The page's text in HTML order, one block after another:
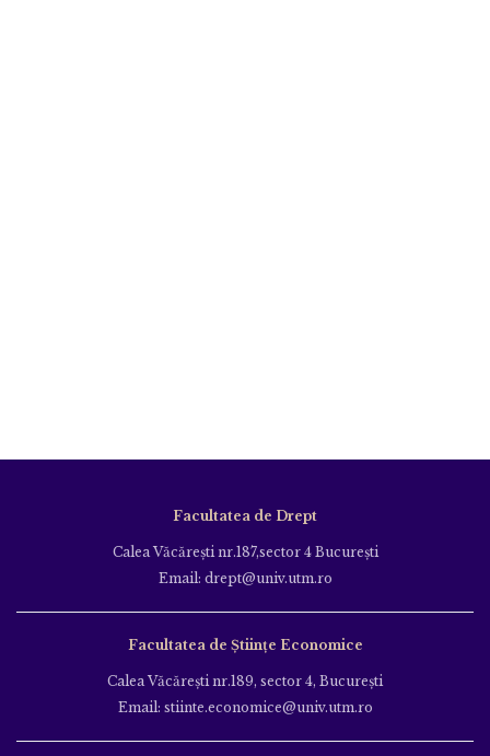
Facultatea de Drept
Calea Văcăreşti nr.187,sector 4 Bucureşti
Email: drept@univ.utm.ro
Facultatea de Științe Economice
Calea Văcăreşti nr.189, sector 4, Bucureşti
Email: stiinte.economice@univ.utm.ro